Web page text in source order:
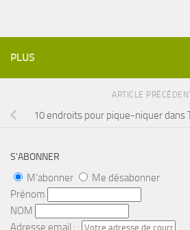
PLUS
ARTICLE
10 endroits pour pique-niquer dans
S’ABONNER
M'abonner
Me désabonner
Prénom
NOM
Adresse email : :